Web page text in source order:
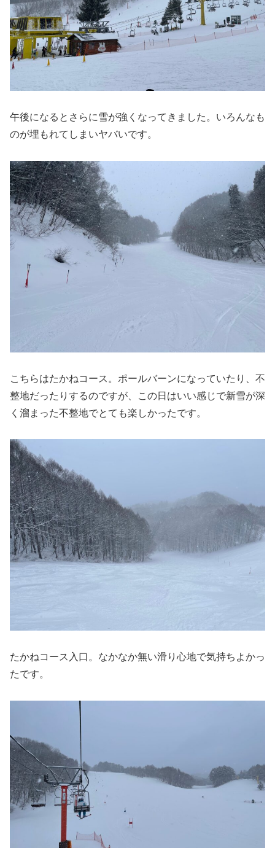
午後になるとさらに雪が強くなってきました。いろんなも
のが埋もれてしまいヤバいです。
こちらはたかねコース。ポールバーンになっていたり、不
整地だったりするのですが、この日はいい感じで新雪が深
く溜まった不整地でとても楽しかったです。
たかねコース入口。なかなか無い滑り心地で気持ちよかっ
たです。